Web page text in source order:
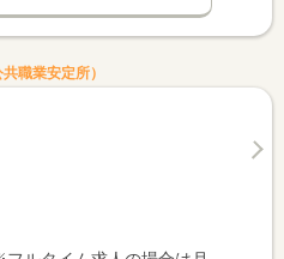
職業安定所）